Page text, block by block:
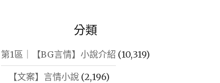
分類
第1區｜【BG言情】小說介紹 (10,319)
【文案】言情小說(2,196)